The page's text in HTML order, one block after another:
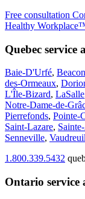
Free consultation
Healthy
Quebec service
Baie-D'Urfé,
des-Ormeaux,
L'Île-Bizard, LaSalle
Notre-Dame-de-
Pierrefonds, Pointe-
Saint-Lazare,
Senneville,
1.800.339.5432
Ontario service